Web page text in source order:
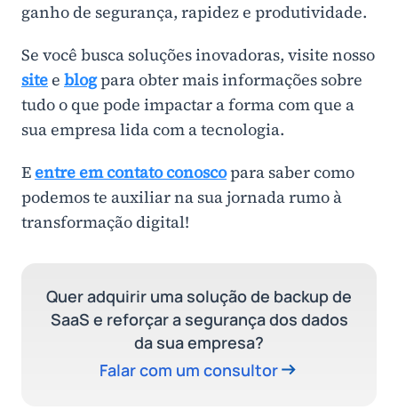
ganho de segurança, rapidez e produtividade.
Se você busca soluções inovadoras, visite nosso
sitee blogpara obter mais informações sobre
tudo o que pode impactar a forma com que a
sua empresa lida com a tecnologia.
Eentre em contato conoscopara saber como
podemos te auxiliar na sua jornada rumo à
transformação digital!
Quer adquirir uma solução de backup de
SaaS e reforçar a segurança dos dados
da sua empresa?
Falar com um consultor